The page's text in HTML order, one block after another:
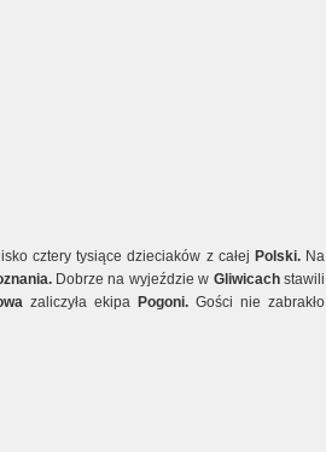
cztery tysiące dzieciaków z całej Polski.Na
Dobrze na wyjeździe w Gliwicachstawili
zaliczyła ekipa Pogoni.Gości nie zabrakło